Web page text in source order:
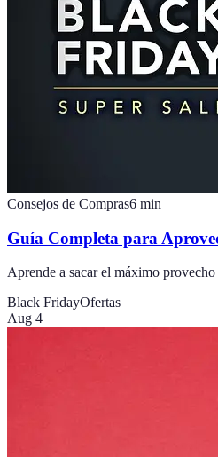
Consejos de Compras6 min
Guía Completa para
Aprende a sacar el máximo
Black FridayOfertas
Aug 4